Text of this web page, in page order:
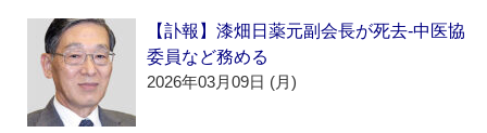
【訃報】漆畑日薬元副会長が死去‐中医協
委員など務める
2026年03月09日 (月)